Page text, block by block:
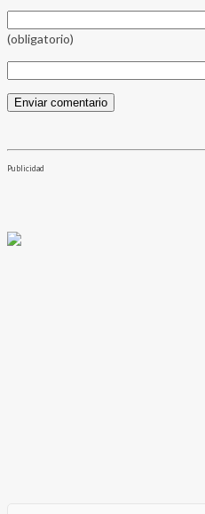
(obligatorio)
Publicidad